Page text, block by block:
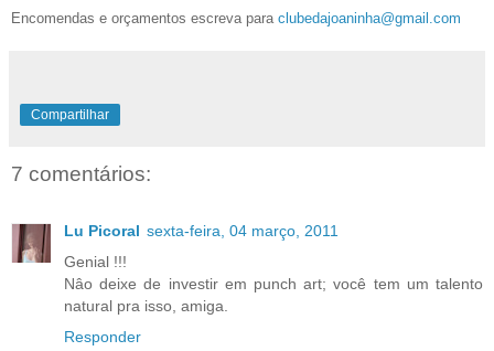
Encomendas e orçamentos escreva para clubedajoaninha@gmail.com
Compartilhar
7 comentários:
Lu Picoral sexta-feira, 04 março, 2011
Genial !!!
Nâo deixe de investir em punch art; você tem um talento
natural pra isso, amiga.
Responder